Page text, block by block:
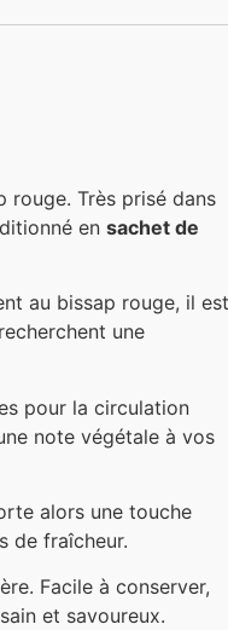
rouge. Très prisé dans
ensachet de
au bissap rouge, il est
une
pour la circulation
note végétale à vos
alors une touche
de fraîcheur.
Facile à conserver,
et savoureux.